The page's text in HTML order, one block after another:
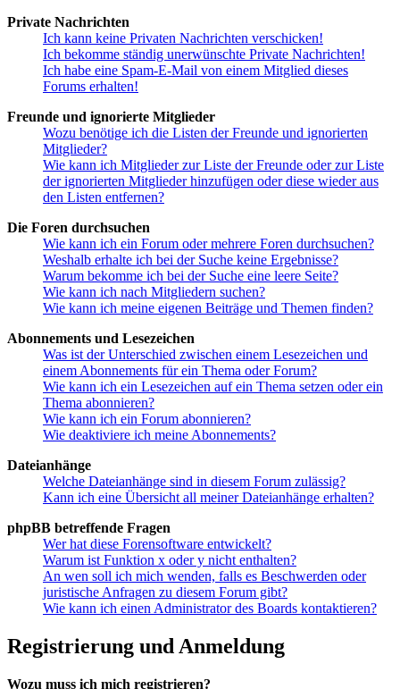
Private Nachrichten
Ich kann keine Privaten Nachrichten verschicken!
Ich bekomme ständig unerwünschte Private Nachrichten!
Ich habe eine Spam-E-Mail von einem Mitglied dieses
Forums erhalten!
Freunde und ignorierte Mitglieder
Wozu benötige ich die Listen der Freunde und ignorierten
Mitglieder?
Wie kann ich Mitglieder zur Liste der Freunde oder zur Liste
der ignorierten Mitglieder hinzufügen oder diese wieder aus
den Listen entfernen?
Die Foren durchsuchen
Wie kann ich ein Forum oder mehrere Foren durchsuchen?
Weshalb erhalte ich bei der Suche keine Ergebnisse?
Warum bekomme ich bei der Suche eine leere Seite?
Wie kann ich nach Mitgliedern suchen?
Wie kann ich meine eigenen Beiträge und Themen finden?
Abonnements und Lesezeichen
Was ist der Unterschied zwischen einem Lesezeichen und
einem Abonnements für ein Thema oder Forum?
Wie kann ich ein Lesezeichen auf ein Thema setzen oder ein
Thema abonnieren?
Wie kann ich ein Forum abonnieren?
Wie deaktiviere ich meine Abonnements?
Dateianhänge
Welche Dateianhänge sind in diesem Forum zulässig?
Kann ich eine Übersicht all meiner Dateianhänge erhalten?
phpBB betreffende Fragen
Wer hat diese Forensoftware entwickelt?
Warum ist Funktion x oder y nicht enthalten?
An wen soll ich mich wenden, falls es Beschwerden oder
juristische Anfragen zu diesem Forum gibt?
Wie kann ich einen Administrator des Boards kontaktieren?
Registrierung und Anmeldung
Wozu muss ich mich registrieren?